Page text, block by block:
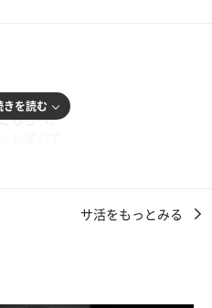
、動線Good👍
い😆
チ1本、風除室にイス2脚、露
特に内湯のデッキチェア3台で
張りで、室温は40℃ほど🌫️
側のお風呂が故障中のようで、
。今日は男湯の営業。
は100円リターン式。フロント
んと。こりゃ立派だ。凄い。シ
ットがゆとりを持って置かれて
。湿度は適度にあり、輻射熱は
ウナ。
ちらへ。
タオルもシャンプー石鹸全て別
きを読む
サ活をもっとみる